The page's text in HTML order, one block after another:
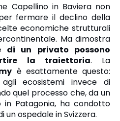
Capellino in Baviera non
fermare il declino della
economiche strutturali
Ma dimostra
di un privato possono
la traiettoria. La
è esattamente questo:
ecosistemi invece di
quel processo che, da un
in Patagonia, ha condotto
un ospedale in Svizzera.